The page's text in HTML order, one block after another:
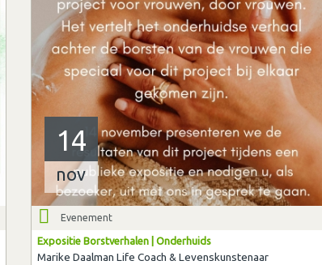
14
nov
Evenement
Expositie Borstverhalen | Onderhuids
Marike Daalman Life Coach & Levenskunstenaar